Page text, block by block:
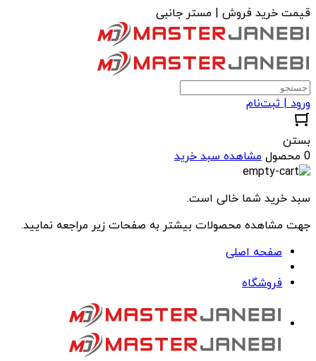
قیمت خرید فروش | مستر جانبی
ورود | ثبت‌نام
بستن
0 محصول
مشاهده سبد خرید
سبد خرید شما خالی است.
جهت مشاهده محصولات بیشتر به صفحات زیر مراجعه نمایید.
صفحه اصلی
فروشگاه